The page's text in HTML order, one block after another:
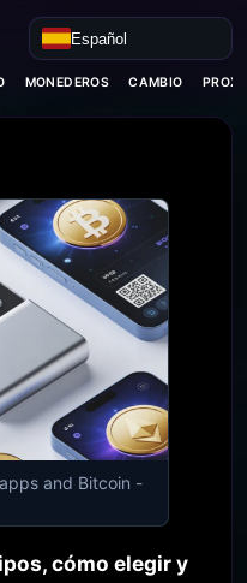
Español
MONEDEROS CAMBIO
and Bitcoin -
cómo elegir y